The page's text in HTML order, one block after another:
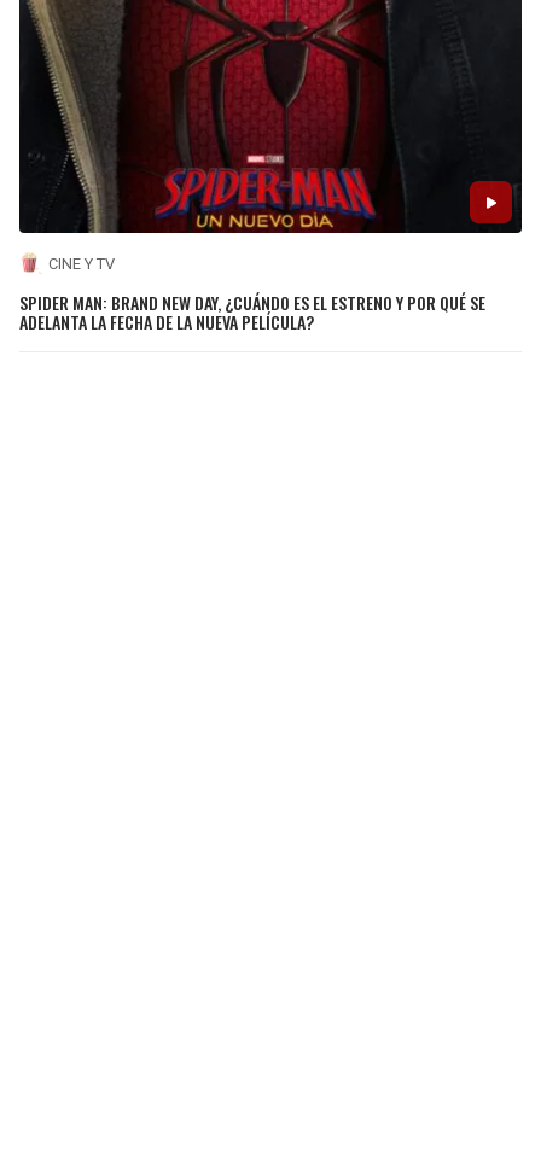
CINE Y TV
SPIDER MAN: BRAND NEW DAY, ¿CUÁNDO ES EL ESTRENO Y POR QUÉ SE
ADELANTA LA FECHA DE LA NUEVA PELÍCULA?